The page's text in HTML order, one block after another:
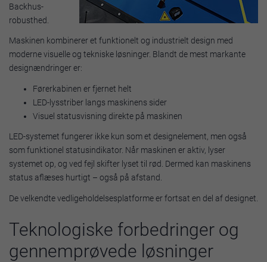
Backhus-
robusthed.
Maskinen kombinerer et funktionelt og industrielt design med
moderne visuelle og tekniske løsninger. Blandt de mest markante
designændringer er:
Førerkabinen er fjernet helt
LED-lysstriber langs maskinens sider
Visuel statusvisning direkte på maskinen
LED-systemet fungerer ikke kun som et designelement, men også
som funktionel statusindikator. Når maskinen er aktiv, lyser
systemet op, og ved fejl skifter lyset til rød. Dermed kan maskinens
status aflæses hurtigt – også på afstand.
De velkendte vedligeholdelsesplatforme er fortsat en del af designet.
Teknologiske forbedringer og
gennemprøvede løsninger